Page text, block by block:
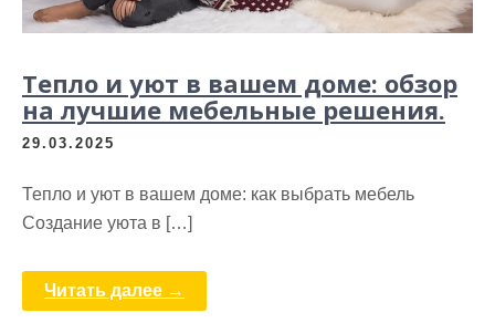
Тепло и уют в вашем доме: обзор
на лучшие мебельные решения.
29.03.2025
Тепло и уют в вашем доме: как выбрать мебель
Создание уюта в […]
Читать далее →